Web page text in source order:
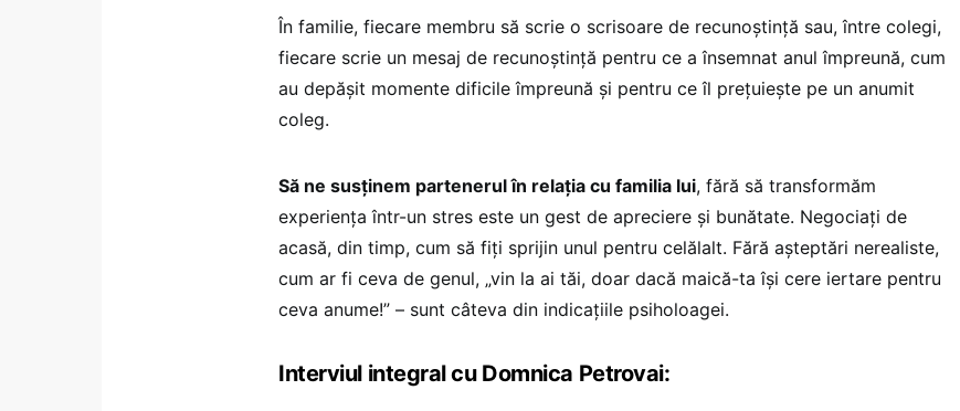
În familie, fiecare membru să scrie o scrisoare de recunoștință sau, între colegi,
fiecare scrie un mesaj de recunoștință pentru ce a însemnat anul împreună, cum
au depășit momente dificile împreună și pentru ce îl prețuiește pe un anumit
coleg.
Să ne susținem partenerul în relația cu familia lui, fără să transformăm
experiența într-un stres este un gest de apreciere și bunătate. Negociați de
acasă, din timp, cum să fiți sprijin unul pentru celălalt. Fără așteptări nerealiste,
cum ar fi ceva de genul, „vin la ai tăi, doar dacă maică-ta își cere iertare pentru
ceva anume!” – sunt câteva din indicațiile psiholoagei.
Interviul integral cu Domnica Petrovai: